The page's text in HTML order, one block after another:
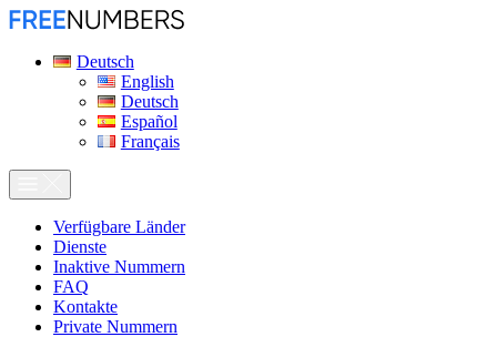
Deutsch
English
Deutsch
Español
Français
Verfügbare Länder
Dienste
Inaktive Nummern
FAQ
Kontakte
Private Nummern